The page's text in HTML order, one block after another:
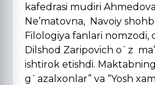
kafedrasi mudiri
Ne’matovna, Navoiy
Filologiya fanlari nomzodi,
Dilshod Zaripovich o`z
ishtirok etishdi. Maktabning
g`azalxonlar” va “Yosh